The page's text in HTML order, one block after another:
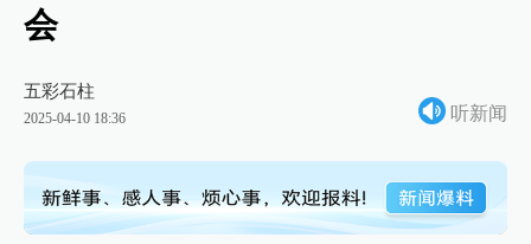
会
五彩石柱
2025-04-10 18:36 听新闻